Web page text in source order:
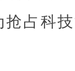
抢占科